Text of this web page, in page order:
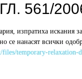
561/
изпратиха искания
се нанасят всички
files/temporary-